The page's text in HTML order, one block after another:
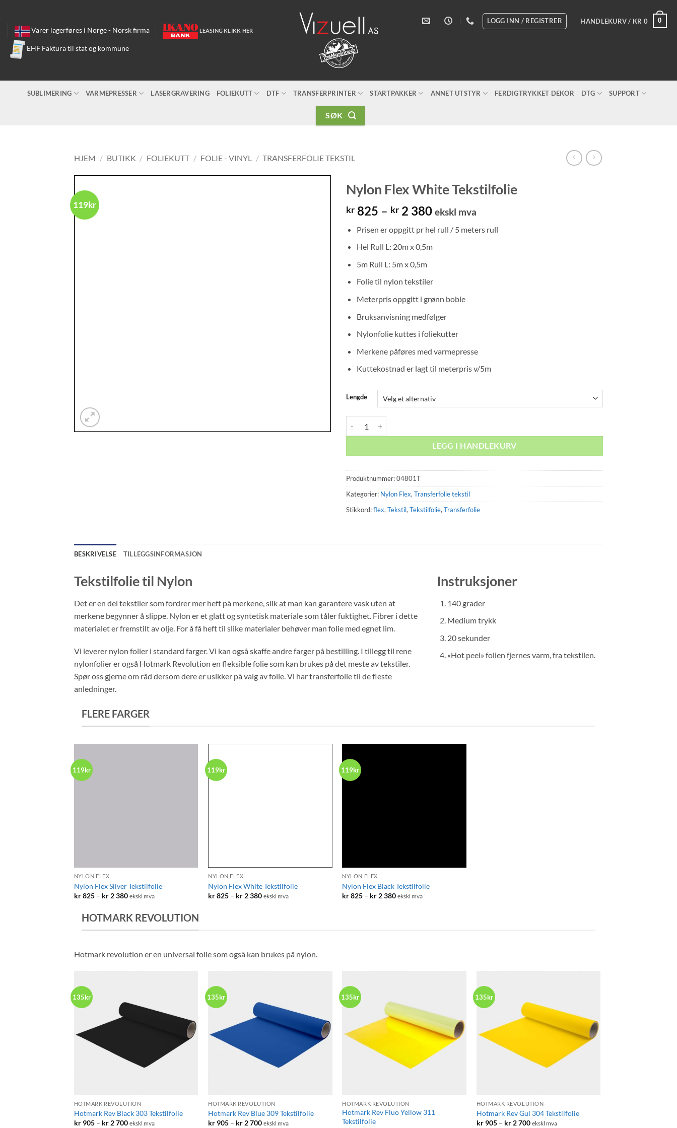
content Varer lagerføres i Norge - Norsk firma LEASING KLIKK HER
EHF Faktura til stat og kommune
LOGG INN / REGISTRER HANDLEKURV / KR 0 0
SUBLIMERING VARMEPRESSER LASERGRAVERING FOLIEKUTT DTF TRANSFERPRINTER STARTPAKKER ANNET UTSTYR FERDIGTRYKKET DEKOR DTG SUPPORT
SØK
HJEM / BUTIKK / FOLIEKUTT / FOLIE - VINYL / TRANSFERFOLIE TEKSTIL
119kr
Nylon Flex White Tekstilfolie
kr 825 – kr 2 380Prisområde:
til
kr 2
ekskl mva
Prisen er oppgitt pr hel rull / 5 meters rull
Hel Rull L: 20m x 0,5m
5m Rull L: 5m x 0,5m
Folie til nylon tekstiler
Meterpris oppgitt i grønn boble
Bruksanvisning medfølger
Nylonfolie kuttes i foliekutter
Merkene påføres med varmepresse
Kuttekostnad er lagt til meterpris v/5m
Lengde
LEGG I HANDLEKURV
Produktnummer:04801T
Kategorier: Nylon Flex, Transferfolie tekstil
Stikkord:flex, Tekstil, Tekstilfolie, Transferfolie
BESKRIVELSE TILLEGGSINFORMASJON
Tekstilfolie til Nylon
Det er en del tekstiler som fordrer mer heft på merkene, slik at man kan garantere vask uten at
merkene begynner å slippe. Nylon er et glatt og syntetisk materiale som tåler fuktighet. Fibrer i dette
materialet er fremstilt av olje. For å få heft til slike materialer behøver man folie med egnet lim.
Vi leverer nylon folier i standard farger. Vi kan også skaffe andre farger på bestilling. I tillegg til rene
nylonfolier er også Hotmark Revolution en fleksible folie som kan brukes på det meste av tekstiler.
Spør oss gjerne om råd dersom dere er usikker på valg av folie. Vi har transferfolie til de fleste
anledninger.
Instruksjoner
140 grader
Medium trykk
20 sekunder
«Hot peel» folien fjernes varm, fra tekstilen.
FLERE FARGER
119kr
NYLON FLEX
Nylon Flex Silver Tekstilfolie
kr825 – kr2 380Prisområde:
kr 2
380
ekskl mva
119kr
NYLON FLEX
Nylon Flex White Tekstilfolie
kr825 – kr 2 380Prisområde:
ekskl mva
119kr
NYLON FLEX
Nylon Flex Black Tekstilfolie
kr825 – kr 2 380Prisområde:
ekskl mva
HOTMARK REVOLUTION
Hotmark revolution er en universal folie som også kan brukes på nylon.
135kr
HOTMARK REVOLUTION
Hotmark Rev Black 303 Tekstilfolie
kr905 – kr2 700Prisområde:
ekskl mva
135kr
HOTMARK REVOLUTION
Hotmark Rev Blue 309 Tekstilfolie
kr 905 – kr2 700Prisområde:
ekskl mva
135kr
HOTMARK REVOLUTION
Hotmark Rev Fluo Yellow 311
Tekstilfolie
135kr
HOTMARK REVOLUTION
Hotmark Rev Gul 304 Tekstilfolie
kr905 – kr2 700Prisområde:
ekskl mva